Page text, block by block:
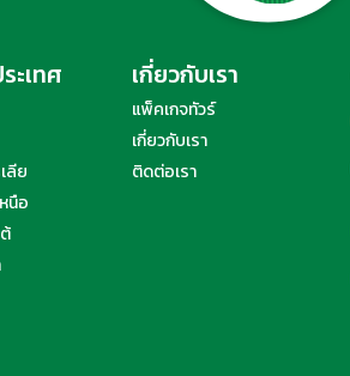
ะเทศ
ลีย
นือ
เกี่ยวกับเรา
แพ็คเกจทัวร์
เกี่ยวกับเรา
ติดต่อเรา